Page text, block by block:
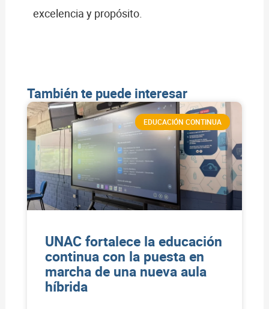
excelencia y propósito.
También te puede interesar
EDUCACIÓN CONTINUA
UNAC fortalece la educación
continua con la puesta en
marcha de una nueva aula
híbrida